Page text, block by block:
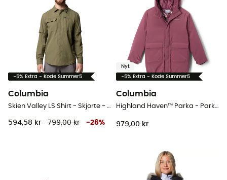
-5% Extra - Kode Summer5
Columbia
Skien Valley LS Shirt - Skjorte - Herrer
594,58 kr 799,00 kr -26%
Nyt
-5% Extra - Kode Summer5
Columbia
Highland Haven™ Parka - Parka - Barn
979,00 kr